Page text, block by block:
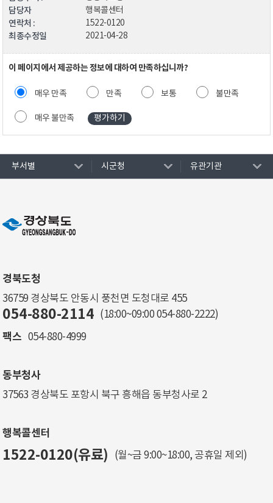
담당자 행복콜센터
연락처 : 1522-0120
최종수정일 2021-04-28
이 페이지에서 제공하는 정보에 대하여 만족하십니까?
매우 만족 만족 보통 불만족
매우 불만족
부서별 시군청 유관기관
경북도청
36759 경상북도 안동시 풍천면 도청대로 455
054-880-2114 (18:00~09:00 054-880-2222)
팩스 054-880-4999
동부청사
37563 경상북도 포항시 북구 흥해읍 동부청사로 2
행복콜센터
1522-0120(유료) (월~금 9:00~18:00, 공휴일 제외)